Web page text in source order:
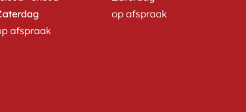
afspraak
op afspraak